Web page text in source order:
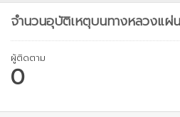
จำนวนอุบัติเหตุบนทางหลวงแผ่
ผู้ติดตาม
0